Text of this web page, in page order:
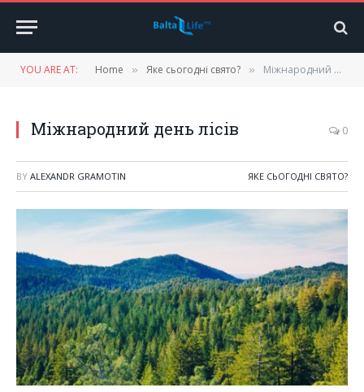
YOU ARE AT: Home » Яке сьогодні свято? » Міжнародний день лісів
Міжнародний день лісів 0
BY ALEXANDR GRAMOTIN ЯКЕ СЬОГОДНІ СВЯТО?